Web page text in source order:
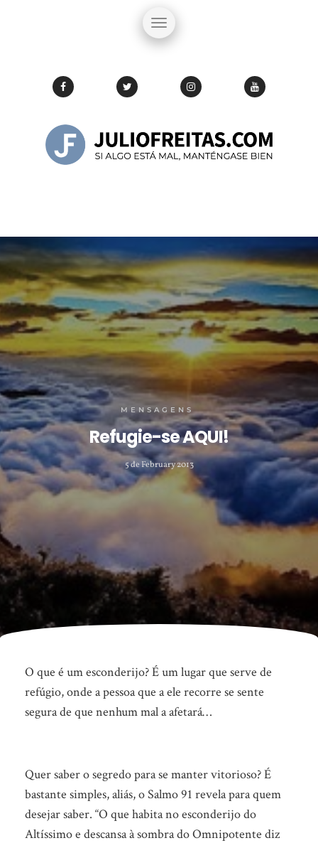
MENSAGENS
Refugie-se AQUI!
5 de February 2013
se
AQUI!
O que é um esconderijo? É um lugar que serve de
refúgio, onde a pessoa que a ele recorre se sente
segura de que nenhum mal a afetará…
Quer saber o segredo para se manter vitorioso? É
bastante simples, aliás, o Salmo 91 revela para quem
desejar saber. “O que habita no esconderijo do
Altíssimo e descansa à sombra do Omnipotente diz